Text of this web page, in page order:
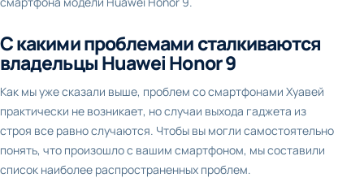
С какими проблемами сталкиваются
владельцы Huawei Honor 9
Как мы уже сказали выше, проблем со смартфонами Хуавей
практически не возникает, но случаи выхода гаджета из
строя все равно случаются. Чтобы вы могли самостоятельно
понять, что произошло с вашим смартфоном, мы составили
список наиболее распространенных проблем.